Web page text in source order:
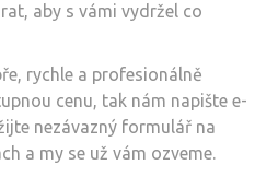
aby s vámi vydržel co
rychle a profesionálně
cenu, tak nám napište e-
nezávazný formulář na
a my se už vám ozveme.